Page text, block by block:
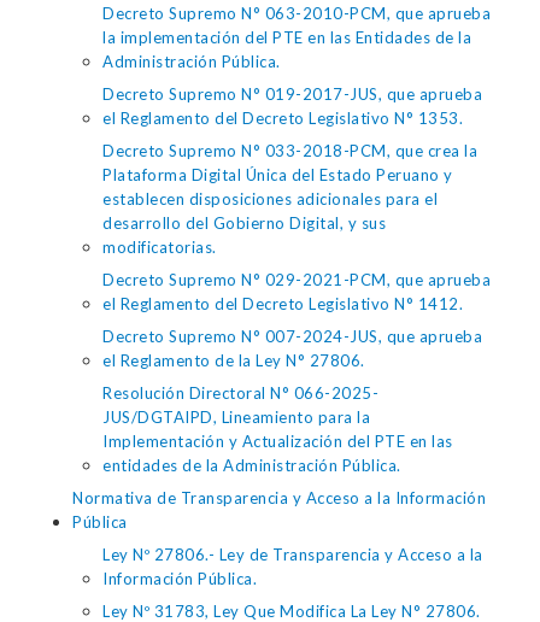
Decreto Supremo N° 063-2010-PCM, que aprueba
la implementación del PTE en las Entidades de la
Administración Pública.
Decreto Supremo N° 019-2017-JUS, que aprueba
el Reglamento del Decreto Legislativo N° 1353.
Decreto Supremo N° 033-2018-PCM, que crea la
Plataforma Digital Única del Estado Peruano y
establecen disposiciones adicionales para el
desarrollo del Gobierno Digital, y sus
modificatorias.
Decreto Supremo N° 029-2021-PCM, que aprueba
el Reglamento del Decreto Legislativo N° 1412.
Decreto Supremo N° 007-2024-JUS, que aprueba
el Reglamento de la Ley N° 27806.
Resolución Directoral N° 066-2025-
JUS/DGTAIPD, Lineamiento para la
Implementación y Actualización del PTE en las
entidades de la Administración Pública.
Normativa de Transparencia y Acceso a la Información
Pública
Ley Nº 27806.- Ley de Transparencia y Acceso a la
Información Pública.
Ley Nº 31783, Ley Que Modifica La Ley N° 27806.